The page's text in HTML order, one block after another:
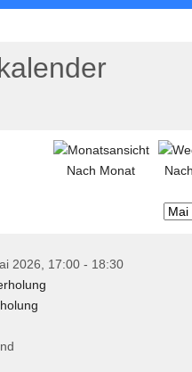
Nach Monat
2026, 17:00 - 18:30